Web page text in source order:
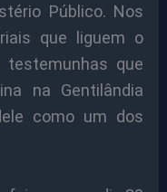
Público. Nos
que liguem o
que
na Gentilândia
como um dos